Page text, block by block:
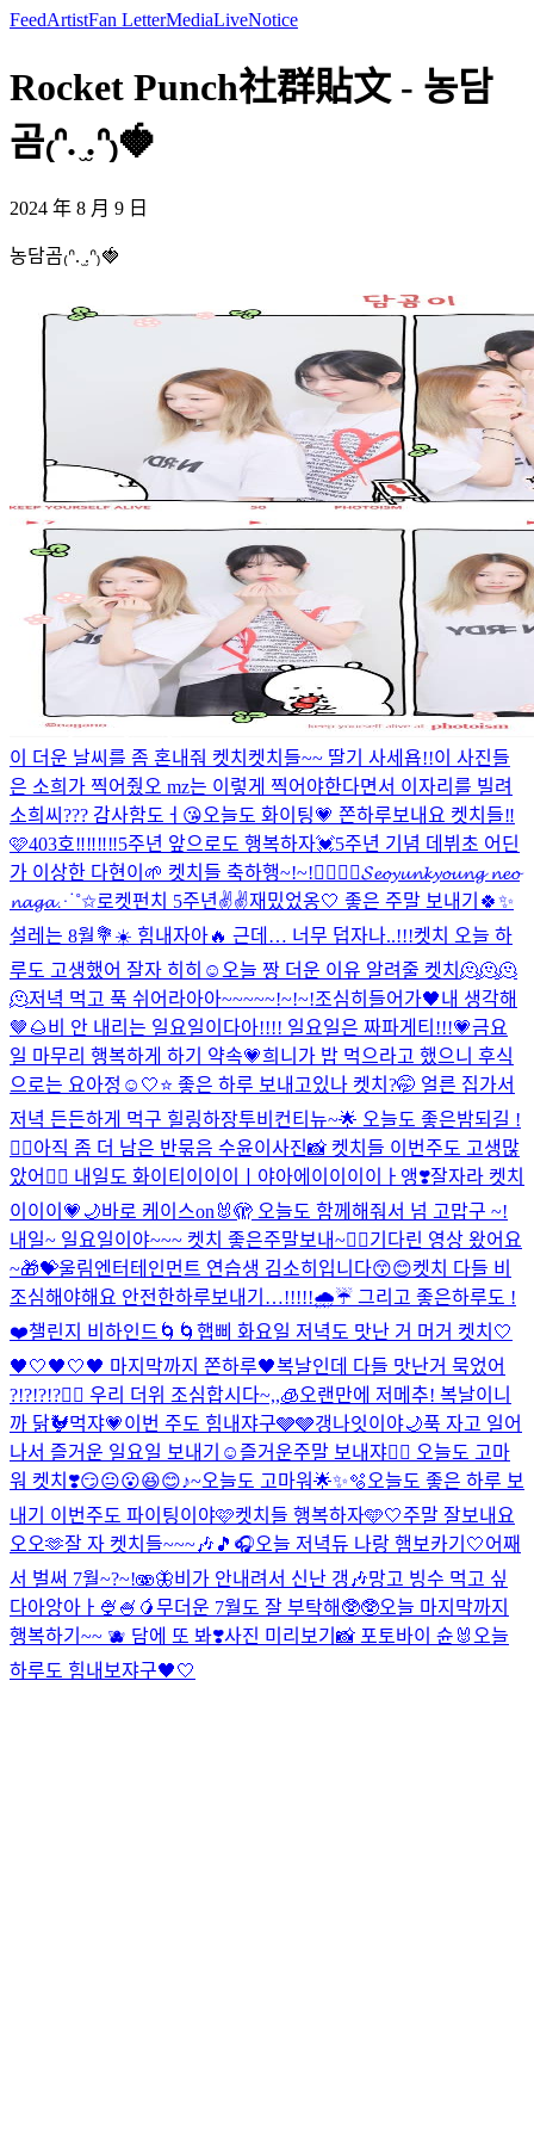
FeedArtistFan LetterMediaLiveNotice
Rocket Punch社群貼文 - 농담
곰₍ᐢ. ̫.ᐢ₎🍓
2024 年 8 月 9 日
농담곰₍ᐢ. ̫.ᐢ₎🍓
이 더운 날씨를 좀 혼내줘 켓치 켓치들~~ 딸기 사세욥!!이 사진들
은 소희가 찍어줬오 mz는 이렇게 찍어야한다면서 이자리를 빌려
소희씨??? 감사함도ㅓ😘오늘도 화이팅💗 쫀하루보내요 켓치들‼️
🩷403호‼️‼️‼️‼️5주년 앞으로도 행복하자💓5주년 기념 데뷔초 어딘
가 이상한 다현이🌱 켓치들 축하행~!~!❤️‍🔥❤️‍🔥𝓢𝓮𝓸𝔂𝓾𝓷𝓴𝔂𝓸𝓾𝓷𝓰 𝓷𝓮𝓸
𝓷𝓪𝓰𝓪⋰˚✩로켓펀치 5주년✌️✌️재밌었옹🤍 좋은 주말 보내기🍀✨
설레는 8월💐☀️ 힘내자아🔥 근데… 너무 덥자나..!!!켓치 오늘 하
루도 고생했어 잘자 히히☺ 오늘 짱 더운 이유 알려줄 켓치🫠🫠🫠
🫠저녁 먹고 푹 쉬어라아아~~~~~!~!~!조심히들어가🖤내 생각해
🤎🌰비 안 내리는 일요일이다아!!!! 일요일은 짜파게티!!!💗금요
일 마무리 행복하게 하기 약속💗희니가 밥 먹으라고 했으니 후식
으로는 요아정☺️ 🤍⭐️ 좋은 하루 보내고있나 켓치?🤭 얼른 집가서
저녁 든든하게 먹구 힐링하장투비컨티뉴~🌟 오늘도 좋은밤되길 !
❤️‍🔥아직 좀 더 남은 반묶음 수윤이사진📸 켓치들 이번주도 고생많
았어❤️‍🔥 내일도 화이티이이이ㅣ야아에이이이이ㅏ앵❣️잘자라 켓치
이이이💗🌙바로 케이스on🐰🫣 오늘도 함께해줘서 넘 고맙구 ~!
내일~ 일요일이야~~~ 켓치 좋은주말보내~❤️‍🔥기다린 영상 왔어요
~🎁💝울림엔터테인먼트 연습생 김소히입니다😙😊켓치 다들 비
조심해야해요 안전한하루보내기…!!!!!🌧️☔️ 그리고 좋은하루도 !
❤️챌린지 비하인드🌀🌀 햅삐 화요일 저녁도 맛난 거 머거 켓치🤍
🖤🤍🖤🤍🖤 마지막까지 쫀하루🖤복날인데 다들 맛난거 묵었어
?!?!?!?❤️‍🔥 우리 더위 조심합시다~,,🧊오랜만에 저메추! 복날이니
까 닭🐓먹쟈💗이번 주도 힘내쟈구🩶🩶갱나잇이야🌙푹 자고 일어
나서 즐거운 일요일 보내기☺️즐거운주말 보내쟈❤️‍🔥 오늘도 고마
워 켓치❣️😏😐😮😆😊♪~오늘도 고마워🌟✨🫧 오늘도 좋은 하루 보
내기 이번주도 파이팅이야🩷켓치들 행복하자🩵🤍주말 잘보내요
오오🫶잘 자 켓치들~~~🎶🎵🎧오늘 저녁듀 나랑 햄보카기🤍어째
서 벌써 7월~?~!🫨🦋비가 안내려서 신난 갱🎶망고 빙수 먹고 싶
다아앙아ㅏ🍨🍧🥭무더운 7월도 잘 부탁해🥸🥸오늘 마지막까지
행복하기~~ 🫐 담에 또 봐❣️사진 미리보기📸 포토바이 슌🐰 오늘
하루도 힘내보쟈구🖤🤍